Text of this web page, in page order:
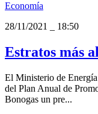
Economía
28/11/2021
18:50
Estratos más
El Ministerio de
del Plan Anual de
Bonogas un pre...